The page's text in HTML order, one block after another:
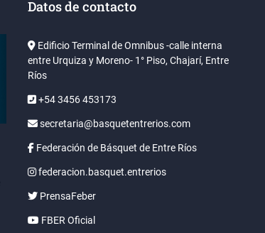
Datos de contacto
Edificio Terminal de Omnibus -calle interna
entre Urquiza y Moreno- 1° Piso, Chajarí, Entre
Ríos
+54 3456 453173
secretaria@basquetentrerios.com
Federación de Básquet de Entre Ríos
federacion.basquet.entrerios
PrensaFeber
FBER Oficial